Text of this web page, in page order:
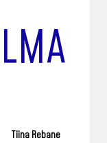
Tiina Rebane